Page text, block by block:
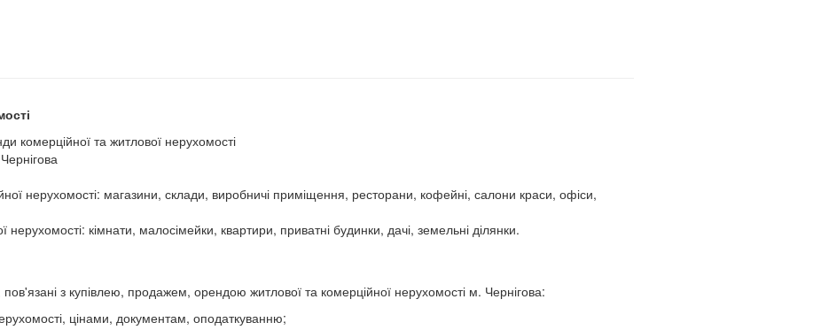
комерційної та житлової нерухомості
нерухомості: магазини, склади, виробничі приміщення, ресторани, кофейні, салони краси, офіси,
кімнати, малосімейки, квартири, приватні будинки, дачі, земельні ділянки.
з купівлею, продажем, орендою житлової та комерційної нерухомості м. Чернігова:
цінами, документам, оподаткуванню;